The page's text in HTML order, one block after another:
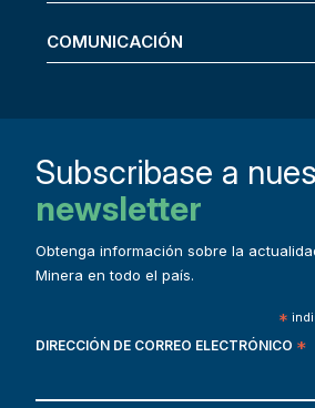
COMUNICACIÓN
Subscribase a
newsletter
Obtenga información sobre la
Minera en todo el país.
*
DIRECCIÓN DE CORREO ELECTRÓNICO *